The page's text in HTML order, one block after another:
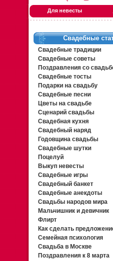
Для невесты
Свадебные
Свадебные традиции
Свадебные советы
Поздравления со
Свадебные тосты
Подарки на свадьбу
Свадебные песни
Цветы на свадьбе
Сценарий свадьбы
Свадебная кухня
Свадебный наряд
Годовщина свадьбы
Свадебные шутки
Поцелуй
Выкуп невесты
Свадебные игры
Свадебный банкет
Свадебные анекдоты
Свадьбы народов мира
Мальчишник и девичник
Флирт
Как сделать
Семейная психология
Свадьба в Москве
Поздравления к 8 марта